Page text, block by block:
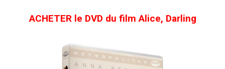
ACHETER le DVD du film Alice, Darling